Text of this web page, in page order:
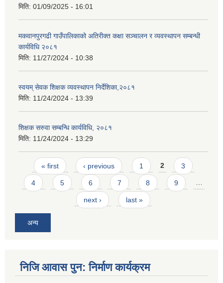
मिति: 01/09/2025 - 16:01
मकवानपुरगढी गाउँपालिकाको अतिरीक्त कक्षा सञ्चालन र व्यवस्थापन सम्बन्धी
कार्यविधि २०८१
मिति: 11/27/2024 - 10:38
स्वयम् सेवक शिक्षक व्यवस्थापन निर्देशिका,२०८१
मिति: 11/24/2024 - 13:39
शिक्षक सरुवा सम्बन्धि कार्यविधि, २०८१
मिति: 11/24/2024 - 13:29
Pages
« first ‹ previous 1 2 3
4 5 6 7 8 9 …
next › last »
अन्य
निजि आवास पुन: निर्माण कार्यक्रम